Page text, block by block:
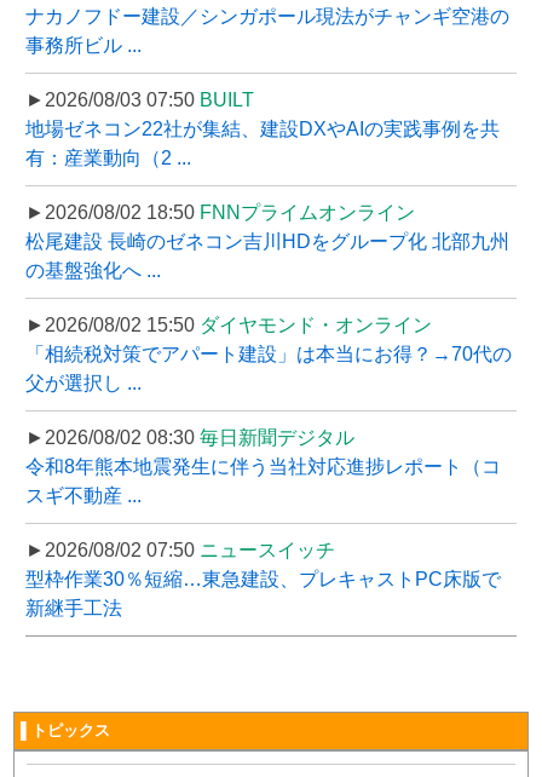
ナカノフドー建設／シンガポール現法がチャンギ空港の
事務所ビル ...
►2026/08/03 07:50 BUILT
地場ゼネコン22社が集結、建設DXやAIの実践事例を共
有：産業動向（2 ...
►2026/08/02 18:50 FNNプライムオンライン
松尾建設 長崎のゼネコン吉川HDをグループ化 北部九州
の基盤強化へ ...
►2026/08/02 15:50 ダイヤモンド・オンライン
「相続税対策でアパート建設」は本当にお得？→70代の
父が選択し ...
►2026/08/02 08:30 毎日新聞デジタル
令和8年熊本地震発生に伴う当社対応進捗レポート（コ
スギ不動産 ...
►2026/08/02 07:50 ニュースイッチ
型枠作業30％短縮…東急建設、プレキャストPC床版で
新継手工法
▌トピックス